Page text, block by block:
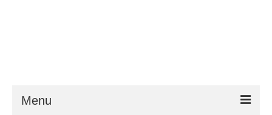
Menu